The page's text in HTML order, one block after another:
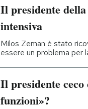
Il presidente
intensiva
Milos Zeman è stato
essere un problema per
Il presidente ceco
funzioni»?